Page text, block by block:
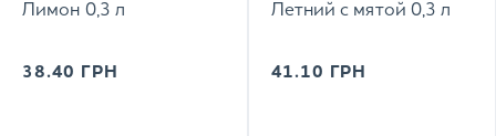
Лимон 0,3 л
38.40 ГРН
Летний с мятой 0,3 л
41.10 ГРН